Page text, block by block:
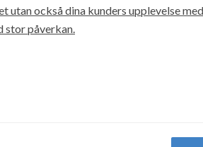
också dina kunders upplevelse med
stor påverkan.